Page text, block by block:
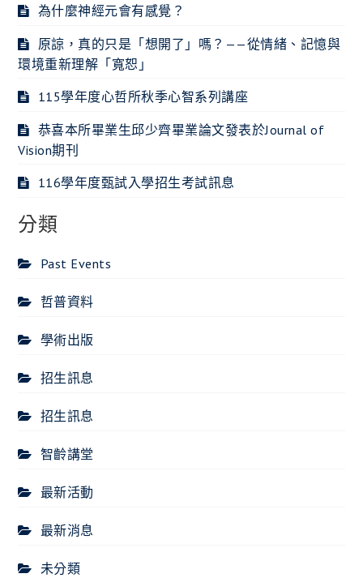
為什麼神經元會有感覺？
原諒，真的只是「想開了」嗎？——從情緒、記憶與
環境重新理解「寬恕」
115學年度心哲所秋季心智系列講座
恭喜本所畢業生邱少齊畢業論文發表於Journal of
Vision期刊
116學年度甄試入學招生考試訊息
分類
Past Events
哲普資料
學術出版
招生訊息
招生訊息
智齡講堂
最新活動
最新消息
未分類